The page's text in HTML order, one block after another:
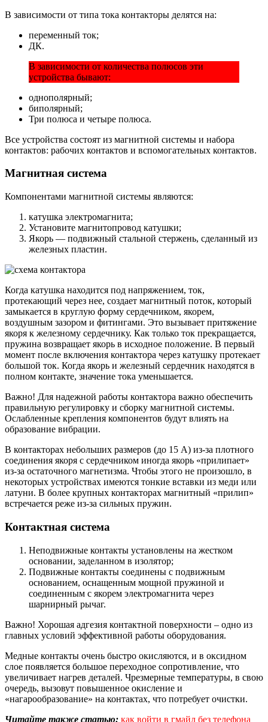
В зависимости от типа тока контакторы делятся на:
переменный ток;
ДК.
В зависимости от количества полюсов эти
устройства бывают:
однополярный;
биполярный;
Три полюса и четыре полюса.
Все устройства состоят из магнитной системы и набора
контактов: рабочих контактов и вспомогательных контактов.
Магнитная система
Компонентами магнитной системы являются:
катушка электромагнита;
Установите магнитопровод катушки;
Якорь — подвижный стальной стержень, сделанный из
железных пластин.
Когда катушка находится под напряжением, ток,
протекающий через нее, создает магнитный поток, который
замыкается в круглую форму сердечником, якорем,
воздушным зазором и фитингами. Это вызывает притяжение
якоря к железному сердечнику. Как только ток прекращается,
пружина возвращает якорь в исходное положение. В первый
момент после включения контактора через катушку протекает
большой ток. Когда якорь и железный сердечник находятся в
полном контакте, значение тока уменьшается.
Важно! Для надежной работы контактора важно обеспечить
правильную регулировку и сборку магнитной системы.
Ослабленные крепления компонентов будут влиять на
образование вибрации.
В контакторах небольших размеров (до 15 А) из-за плотного
соединения якоря с сердечником иногда якорь «прилипает»
из-за остаточного магнетизма. Чтобы этого не произошло, в
некоторых устройствах имеются тонкие вставки из меди или
латуни. В более крупных контакторах магнитный «прилип»
встречается реже из-за сильных пружин.
Контактная система
Неподвижные контакты установлены на жестком
основании, заделанном в изолятор;
Подвижные контакты соединены с подвижным
основанием, оснащенным мощной пружиной и
соединенным с якорем электромагнита через
шарнирный рычаг.
Важно! Хорошая адгезия контактной поверхности – одно из
главных условий эффективной работы оборудования.
Медные контакты очень быстро окисляются, и в оксидном
слое появляется большое переходное сопротивление, что
увеличивает нагрев деталей. Чрезмерные температуры, в свою
очередь, вызовут повышенное окисление и
«нагарообразование» на контактах, что потребует очистки.
Читайте также статью: как войти в гмайл без телефона